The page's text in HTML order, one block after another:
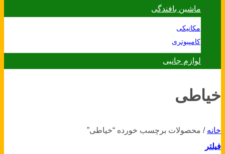
ماشین بافندگی
مکانیکی
کامپیوتری
لوازم جانبی
خیاطی
خانه / محصولات برچسب خورده “خیاطی”
فیلتر